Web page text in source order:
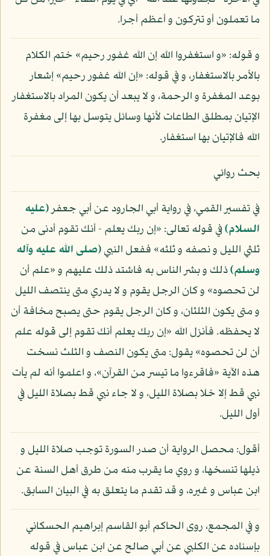
ما تعملون أو تتركون و أعظم أجرا.
و قوله: «و استغفروا الله إن الله غفور رحيم» ختم الكلام
بالأمر بالاستغفار، و في قوله: «إن الله غفور رحيم» إشعار
بوعد المغفرة و الرحمة، و لا يبعد أن يكون المراد بالاستغفار
الإتيان بمطلق الطاعات لأنها وسائل يتوسل بها إلى مغفرة
الله فالإتيان بها استغفار.
بحث روائي
في تفسير القمي، في رواية أبي الجارود عن أبي جعفر(عليه
السلام)في قوله تعالى: «إن ربك يعلم - أنك تقوم أدنى من
ثلثي الليل و نصفه و ثلثه» ففعل النبي(صلى الله عليه وآله
وسلم)ذلك و بشر الناس به فاشتد ذلك عليهم و «علم أن
لن تحصوه» و كان الرجل يقوم و لا يدري متى ينتصف الليل
و متى يكون الثلثان، و كان الرجل يقوم حتى يصبح مخافة أن
لا يحفظه. فأنزل الله «إن ربك يعلم أنك تقوم إلى قوله علم
أن لن تحصوه» يقول: متى يكون النصف و الثلث نسخت
هذه الآية «فاقرءوا ما تيسر من القرآن»، و اعلموا أنه لم يأت
نبي قط إلا خلا بصلاة الليل، و لا جاء نبي قط بصلاة الليل في
أول الليل.
أقول: محصل الرواية أن صدر السورة توجب صلاة الليل و
ذيلها تنسخها، و روي ما يقرب منه من طرق أهل السنة عن
ابن عباس و غيره، و قد تقدم ما يتعلق به في البيان السابق.
و في المجمع، روى الحاكم أبو القاسم إبراهيم الحسكاني
بإسناده عن الكلبي عن أبي صالح عن ابن عباس في قوله